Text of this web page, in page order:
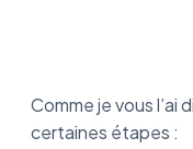
Comme je vous l’ai
certaines étapes :